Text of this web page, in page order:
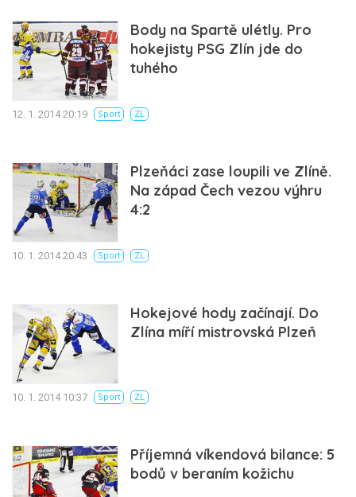
Body na Spartě ulétly. Pro
hokejisty PSG Zlín jde do
tuhého
12. 1. 2014 20:19 Sport ZL
Plzeňáci zase loupili ve Zlíně.
Na západ Čech vezou výhru
4:2
10. 1. 2014 20:43 Sport ZL
Hokejové hody začínají. Do
Zlína míří mistrovská Plzeň
10. 1. 2014 10:37 Sport ZL
Příjemná víkendová bilance: 5
bodů v beraním kožichu